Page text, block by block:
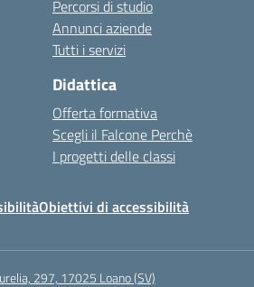
Percorsi di studio
Annunci aziende
Tutti i servizi
Didattica
Offerta formativa
Scegli il Falcone Perchè
I progetti delle classi
Obiettivi di accessibilità
297, 17025 Loano (SV)